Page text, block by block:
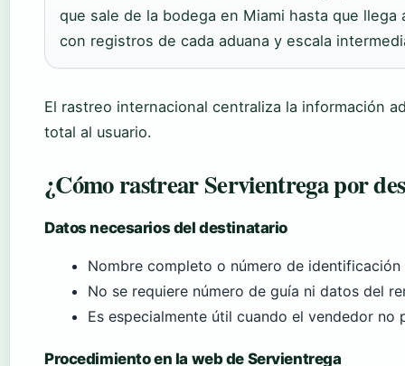
que sale de la bodega en Miami hasta que
con registros de cada aduana y escala
El rastreo internacional centraliza la información
total al usuario.
¿Cómo rastrear Servientrega por
Datos necesarios del destinatario
Nombre completo o número de
No se requiere número de guía ni datos del
Es especialmente útil cuando el vendedor no
Procedimiento en la web de Servientrega